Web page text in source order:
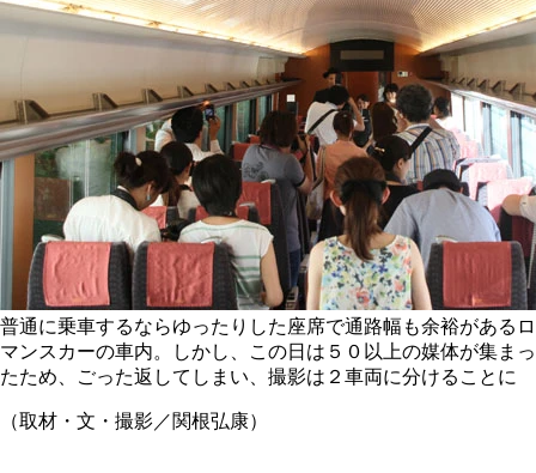
普通に乗車するならゆったりした座席で通路幅も余裕があるロ
マンスカーの車内。しかし、この日は５０以上の媒体が集まっ
たため、ごった返してしまい、撮影は２車両に分けることに
（取材・文・撮影／関根弘康）